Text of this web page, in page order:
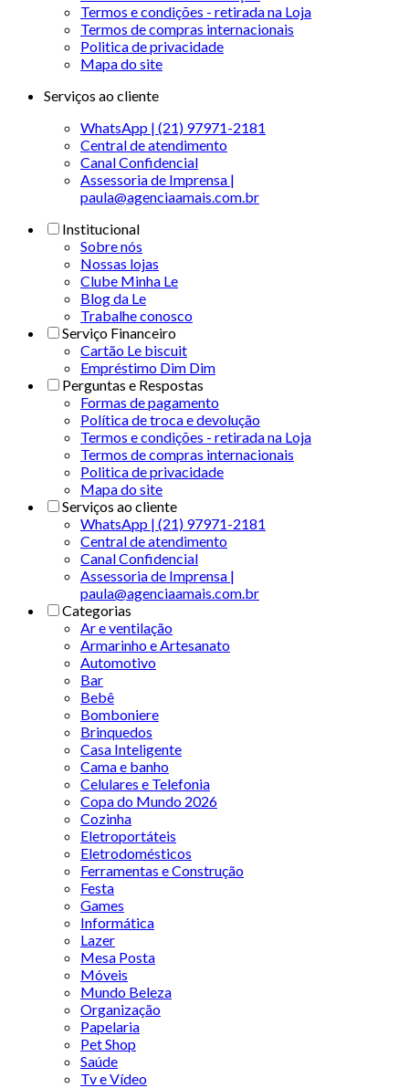
Termos e condições - retirada na Loja
Termos de compras internacionais
Politica de privacidade
Mapa do site
Serviços ao cliente
WhatsApp | (21) 97971-2181
Central de atendimento
Canal Confidencial
Assessoria de Imprensa |
paula@agenciaamais.com.br
Institucional
Sobre nós
Nossas lojas
Clube Minha Le
Blog da Le
Trabalhe conosco
Serviço Financeiro
Cartão Le biscuit
Empréstimo Dim Dim
Perguntas e Respostas
Formas de pagamento
Política de troca e devolução
Termos e condições - retirada na Loja
Termos de compras internacionais
Politica de privacidade
Mapa do site
Serviços ao cliente
WhatsApp | (21) 97971-2181
Central de atendimento
Canal Confidencial
Assessoria de Imprensa |
paula@agenciaamais.com.br
Categorias
Ar e ventilação
Armarinho e Artesanato
Automotivo
Bar
Bebê
Bomboniere
Brinquedos
Casa Inteligente
Cama e banho
Celulares e Telefonia
Copa do Mundo 2026
Cozinha
Eletroportáteis
Eletrodomésticos
Ferramentas e Construção
Festa
Games
Informática
Lazer
Mesa Posta
Móveis
Mundo Beleza
Organização
Papelaria
Pet Shop
Saúde
Tv e Vídeo